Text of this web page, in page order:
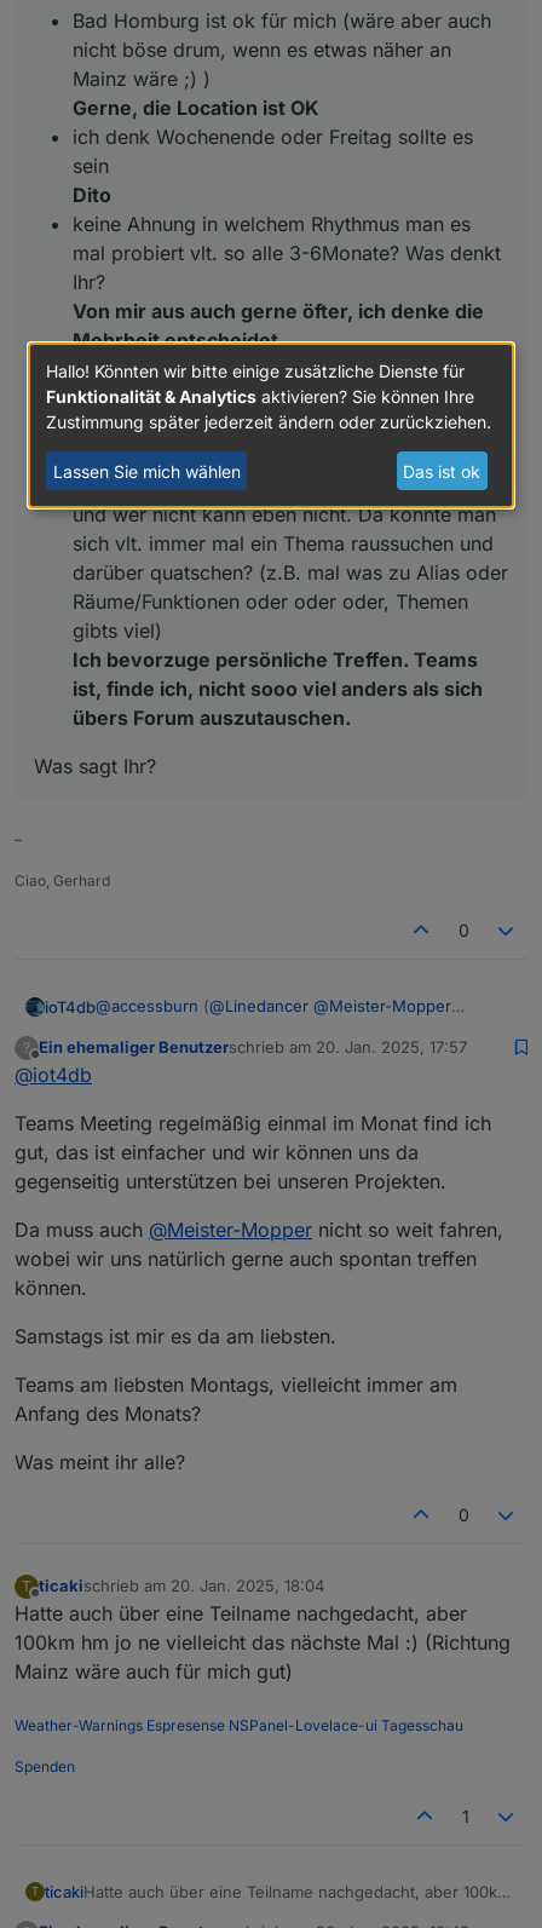
vlt versucht man vor Ort 1-2x im Jahr und parallel
z.B. jeden 1. Mittwoch im Monat (wie gesagt nur 1
Bsp.) per Teams? Wer da ist ist da und wer nicht
kann eben nicht. Da könnte man sich vlt. immer
mal ein Thema raussuchen und darüber
quatschen? (z.B. mal was zu Alias oder
Räume/Funktionen oder oder oder, Themen gibts
Bad Homburg ist ok für mich (wäre aber auch
nicht böse drum, wenn es etwas näher an
Mainz wäre ;) )
Gerne, die Location ist OK
ich denk Wochenende oder Freitag sollte es
sein
Dito
keine Ahnung in welchem Rhythmus man es
mal probiert vlt. so alle 3-6Monate? Was denkt
Ihr?
Von mir aus auch gerne öfter, ich denke die
Mehrheit entscheidet.
Termine vor Ort ist nicht einfach, deshalb vlt.
noch folgende Idee als Ergänzung:
vlt versucht man vor Ort 1-2x im Jahr und
parallel z.B. jeden 1. Mittwoch im Monat (wie
gesagt nur 1 Bsp.) per Teams? Wer da ist ist da
und wer nicht kann eben nicht. Da könnte man
sich vlt. immer mal ein Thema raussuchen und
darüber quatschen? (z.B. mal was zu Alias oder
Räume/Funktionen oder oder oder, Themen
gibts viel)
Ich bevorzuge persönliche Treffen. Teams
ist, finde ich, nicht sooo viel anders als sich
übers Forum auszutauschen.
Was sagt Ihr?
–
Ciao, Gerhard
0
ioT4db@accessburn (@Linedancer @Meister-Mopper
hier mal meine Gedanken
Bad Homburg ist ok für mich (wäre aber auch
ich denk Wochenende oder Freitag sollte es sein
keine Ahnung in welchem Rhythmus man es mal
Termine vor Ort ist nicht einfach, deshalb vlt. noch
vlt versucht man vor Ort 1-2x im Jahr und parallel
z.B. jeden 1. Mittwoch im Monat (wie gesagt nur 1
mal ein Thema raussuchen und darüber
Räume/Funktionen oder oder oder, Themen gibts
viel)
?
Offline
Ein ehemaliger Benutzerschrieb am 20. Jan. 2025, 17:57
zuletzt editiert von
@iot4db
Teams Meeting regelmäßig einmal im Monat find ich
gut, das ist einfacher und wir können uns da
gegenseitig unterstützen bei unseren Projekten.
Da muss auch @Meister-Mopper nicht so weit fahren,
wobei wir uns natürlich gerne auch spontan treffen
können.
Samstags ist mir es da am liebsten.
Teams am liebsten Montags, vielleicht immer am
Anfang des Monats?
Was meint ihr alle?
0
T
Offline
ticakischrieb am 20. Jan. 2025, 18:04
zuletzt editiert von
Hatte auch über eine Teilname nachgedacht, aber
100km hm jo ne vielleicht das nächste Mal :) (Richtung
Mainz wäre auch für mich gut)
Weather-Warnings Espresense NSPanel-Lovelace-ui Tagesschau
Spenden
1
T ticakiHatte auch über eine Teilname nachgedacht, aber 100km
Hallo! Könnten wir bitte einige zusätzliche Dienste für
Funktionalität & Analytics aktivieren? Sie können Ihre
Zustimmung später jederzeit ändern oder zurückziehen.
Lassen Sie mich wählen Das ist ok